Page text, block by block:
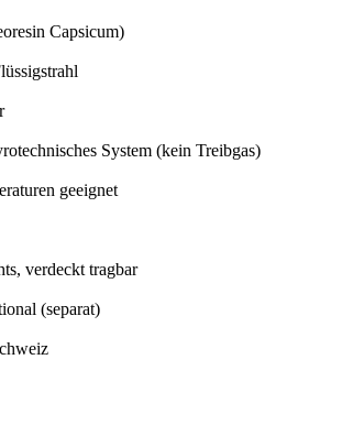
Capsicum)
System (kein Treibgas)
geeignet
verdeckt tragbar
(separat)